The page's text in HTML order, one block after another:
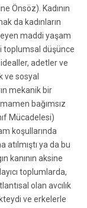
Önsöz). Kadının
da kadınların
maddi yaşam
toplumsal düşünce
adetler ve
ve sosyal
mekanik bir
bağımsız
Mücadelesi)
koşullarında
atılmıştı ya da bu
kanının aksine
toplumlarda,
olan avcılık
ve erkelerle